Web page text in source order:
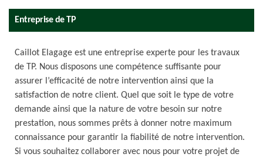
Entreprise de TP
Caillot Elagage est une entreprise experte pour les travaux
de TP. Nous disposons une compétence suffisante pour
assurer l’efficacité de notre intervention ainsi que la
satisfaction de notre client. Quel que soit le type de votre
demande ainsi que la nature de votre besoin sur notre
prestation, nous sommes prêts à donner notre maximum
connaissance pour garantir la fiabilité de notre intervention.
Si vous souhaitez collaborer avec nous pour votre projet de